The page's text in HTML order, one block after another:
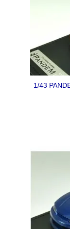
1/43